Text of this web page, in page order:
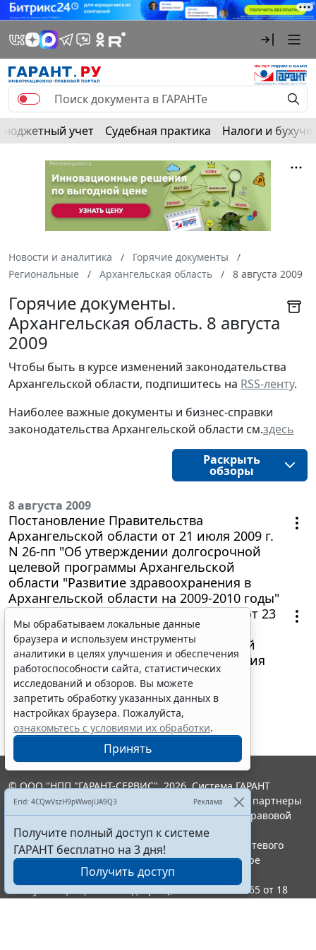
Бюджетный учет Судебная практика Налоги и
Новости и аналитика
Горячие документы
Региональные
Архангельская область 8 августа 2009
Горячие документы.
Архангельская область. 8 августа
2009
Чтобы быть в курсе изменений законодательства
Архангельской области, подпишитесь на RSS-ленту.
Наиболее важные документы и бизнес-справки
законодательства Архангельской области см.здесь
Раскрыть
обзоры
8 августа 2009
Постановление Правительства
Архангельской области от 21 июля 2009 г.
N 26-пп "Об утверждении долгосрочной
целевой программы Архангельской
области "Развитие здравоохранения в
Архангельской области на 2009-2010 годы"
Постановление мэра г. Архангельска от 23
июля 2009 г. N 291 "Об основных
направлениях бюджетной и налоговой
политики муниципального образования
"Город Архангельск" на 2010 год и
плановый период 2011 и 2012 годов"
Мы обрабатываем локальные данные
браузера и используем инструменты
аналитики в целях улучшения и обеспечения
работоспособности сайта, статистических
исследований и обзоров. Вы можете
запретить обработку указанных данных в
настройках браузера. Пожалуйста,
ознакомьтесь с условиями их обработки.
Принять
Erid: 4CQwVszH9pWwojUA9Q3 Реклама
Получите полный доступ к системе
ГАРАНТ бесплатно на 3 дня!
Получить доступ
© ООО "НПП "ГАРАНТ-СЕРВИС", 2026. Система ГАРАНТ
выпускается с 1990 года. Компания "Гарант" и ее партнеры
являются участниками Российской ассоциации правовой
информации ГАРАНТ.
Портал ГАРАНТ.РУ зарегистрирован в качестве сетевого
издания Федеральной службой по надзору в сфере
связи,информационных технологий и массовых
коммуникаций (Роскомнадзором), Эл № ФС77-58365 от 18